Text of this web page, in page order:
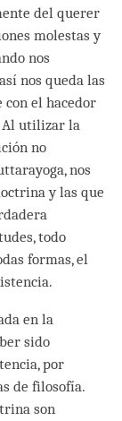
del querer
molestas y
nos
nos queda las
con el hacedor
Al utilizar la
no
nos
y las que
todo
formas, el
en la
sido
por
de filosofía.
son